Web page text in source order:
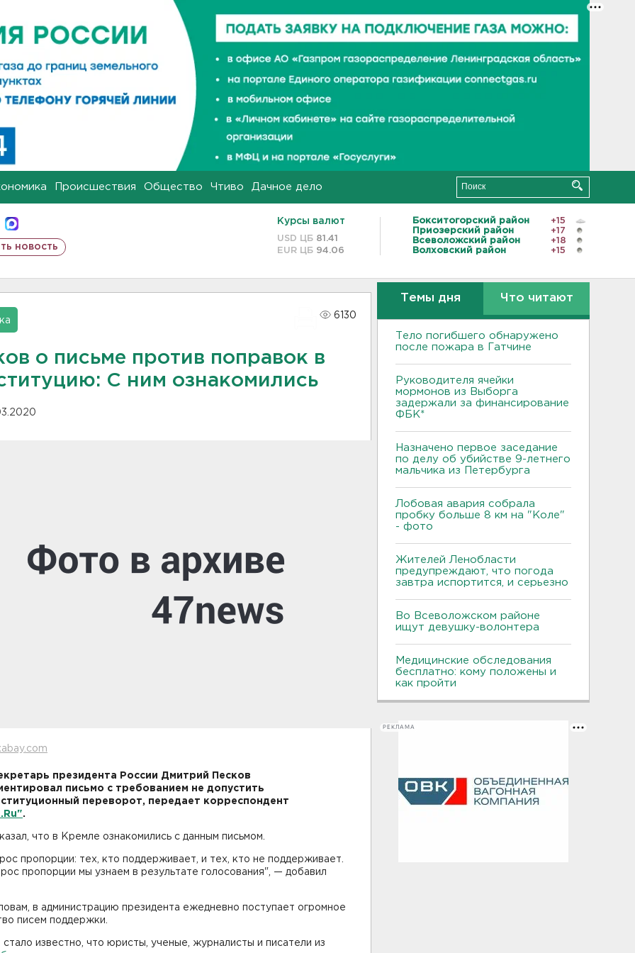
Происшествия Общество Чтиво Дачное дело
новость
Курсы валют
USD ЦБ 81.41
EUR ЦБ 94.06
Бокситогорский район
+15
Приозерский район
+17
Всеволожский район
+18
Волховский район
+15
6130
о письме против поправок в
С ним ознакомились
президента России Дмитрий Песков
письмо с требованием не допустить
переворот, передает корреспондент
.
что в Кремле ознакомились с данным письмом.
пропорции: тех, кто поддерживает, и тех, кто не поддерживает.
пропорции мы узнаем в результате голосования", — добавил
в администрацию президента ежедневно поступает огромное
писем поддержки.
стало известно, что юристы, ученые, журналисты и писатели из
Темы дня Что читают
Тело погибшего обнаружено
после пожара в Гатчине
Руководителя ячейки
мормонов из Выборга
задержали за финансирование
ФБК*
Назначено первое заседание
по делу об убийстве 9-летнего
мальчика из Петербурга
Лобовая авария собрала
пробку больше 8 км на "Коле"
- фото
Жителей Ленобласти
предупреждают, что погода
завтра испортится, и серьезно
Во Всеволожском районе
ищут девушку-волонтера
Медицинские обследования
бесплатно: кому положены и
как пройти
РЕКЛАМА